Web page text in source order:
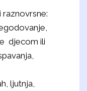
djecom ili
ljutnja,